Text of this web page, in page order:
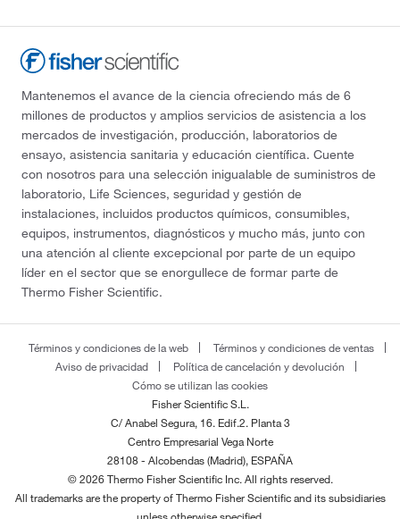
Mantenemos el avance de la ciencia ofreciendo más de 6
millones de productos y amplios servicios de asistencia a los
mercados de investigación, producción, laboratorios de
ensayo, asistencia sanitaria y educación científica. Cuente
con nosotros para una selección inigualable de suministros de
laboratorio, Life Sciences, seguridad y gestión de
instalaciones, incluidos productos químicos, consumibles,
equipos, instrumentos, diagnósticos y mucho más, junto con
una atención al cliente excepcional por parte de un equipo
líder en el sector que se enorgullece de formar parte de
Thermo Fisher Scientific.
Términos y condiciones de la web
Términos y condiciones de ventas
Aviso de privacidad
Política de cancelación y devolución
Cómo se utilizan las cookies
Fisher Scientific S.L.
C/ Anabel Segura, 16. Edif.2. Planta 3
Centro Empresarial Vega Norte
28108 - Alcobendas (Madrid), ESPAÑA
© 2026 Thermo Fisher Scientific Inc. All rights reserved.
All trademarks are the property of Thermo Fisher Scientific and its subsidiaries